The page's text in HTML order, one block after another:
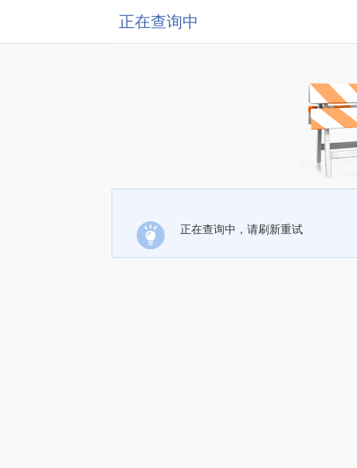
正在查询中
正在查询中，请刷新重试